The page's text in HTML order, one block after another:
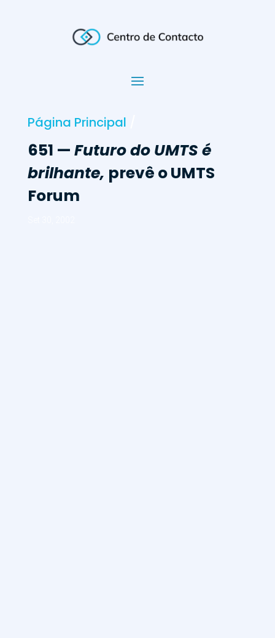
Página Principal
651 — Futuro do UMTS é
brilhante, prevê o UMTS
Forum